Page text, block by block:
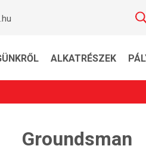
ALKATRÉSZEK
Groundsman